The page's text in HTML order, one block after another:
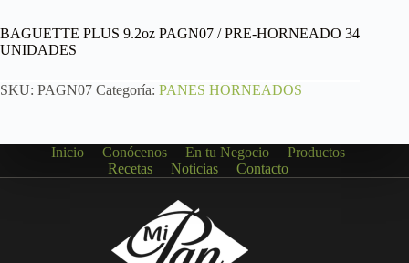
BAGUETTE PLUS 9.2oz PAGN07 / PRE-HORNEADO 34
UNIDADES
SKU: PAGN07 Categoría: PANES HORNEADOS
Inicio Conócenos En tu Negocio
Productos
Recetas
Noticias Contacto